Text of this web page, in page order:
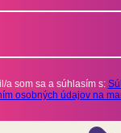
a som sa a súhlasím s:
osobných údajov na